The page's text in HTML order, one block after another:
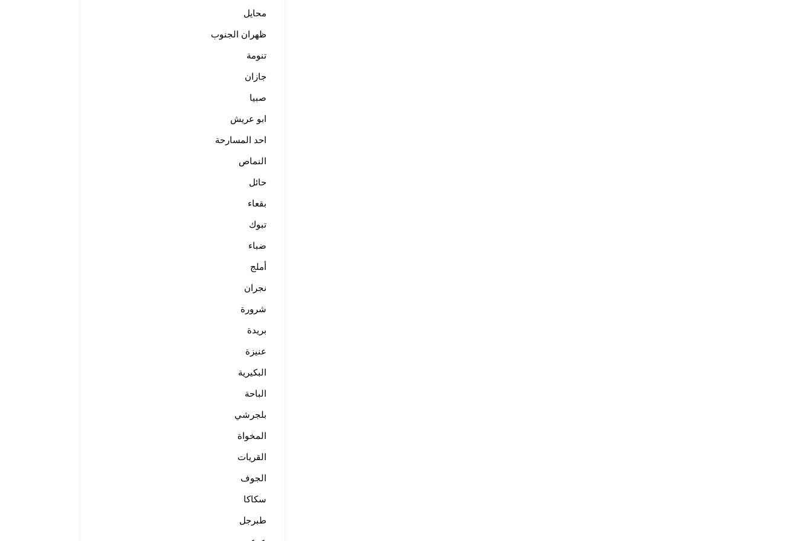
محايل
ظهران الجنوب
تنومة
جازان
صبيا
ابو عريش
احد المسارحة
النماص
حائل
بقعاء
تبوك
ضباء
أملج
نجران
شرورة
بريدة
عنيزة
البكيرية
الباحة
بلجرشي
المخواة
القريات
الجوف
سكاكا
طبرجل